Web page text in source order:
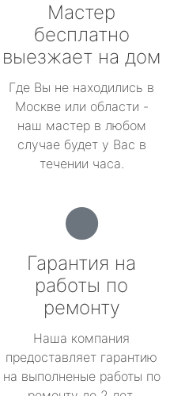
Мастер
бесплатно
выезжает на дом
Где Вы не находились в
Москве или области -
наш мастер в любом
случае будет у Вас в
течении часа.
Гарантия на
работы по
ремонту
Наша компания
предоставляет гарантию
на выполненые работы по